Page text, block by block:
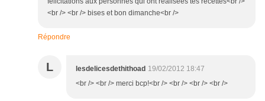
<br /> <br /> bises et bon dimanche<br />
Répondre
L lesdelicesdethithoad 19/02/2012 18:47
<br /> <br /> merci bcp!<br /> <br /> <br /> <br />